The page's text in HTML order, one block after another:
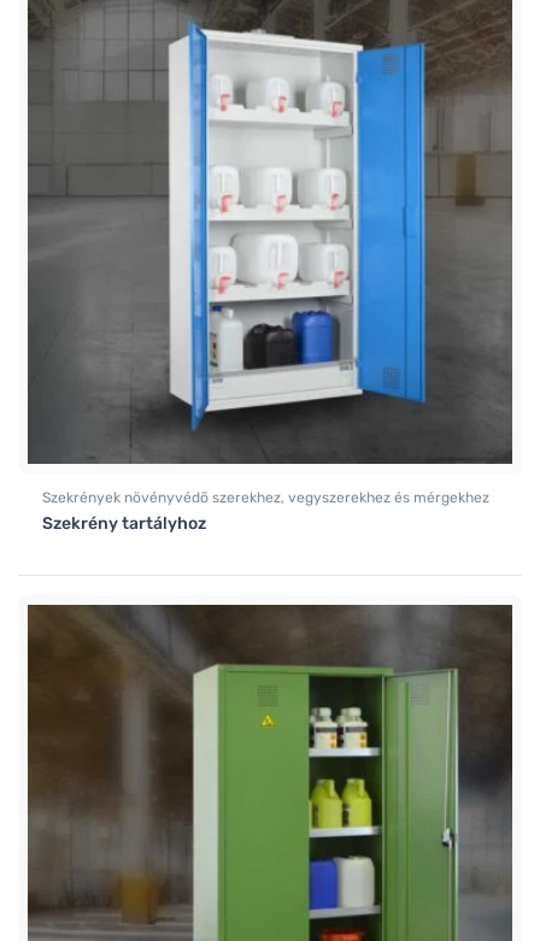
Szekrények növényvédő szerekhez, vegyszerekhez és mérgekhez
Szekrény tartályhoz